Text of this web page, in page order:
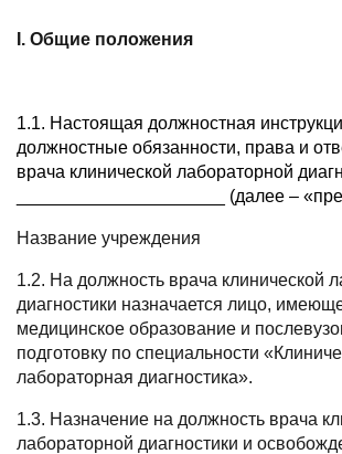
I. Общие положения
1.1. Настоящая должностная
должностные обязанности, права и
врача клинической лабораторной
_____________________ (далее –
Название учреждения
1.2. На должность врача клинической
диагностики назначается лицо,
медицинское образование и
подготовку по специальности
лабораторная диагностика».
1.3. Назначение на должность врача
лабораторной диагностики и